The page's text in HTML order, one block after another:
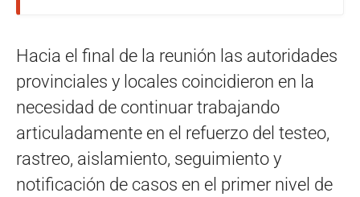
Hacia el final de la reunión las autoridades
provinciales y locales coincidieron en la
necesidad de continuar trabajando
articuladamente en el refuerzo del testeo,
rastreo, aislamiento, seguimiento y
notificación de casos en el primer nivel de